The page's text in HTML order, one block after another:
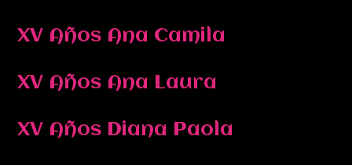
XV Años Ana Camila
XV Años Ana Laura
XV Años Diana Paola